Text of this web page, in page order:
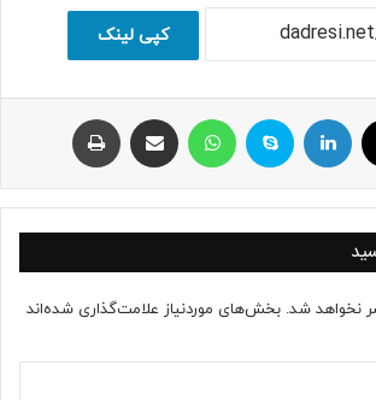
کپی لینک
ایکس لینکداین اسکایپ واتس آپ اشتراک با ایمیل
نخواهد شد. بخش‌های موردنیاز علامت‌گذاری شده‌اند